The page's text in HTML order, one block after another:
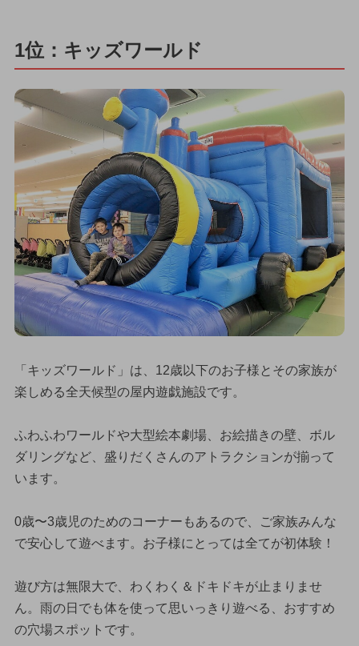
1位：キッズワールド
「キッズワールド」は、12歳以下のお子様とその家族が
楽しめる全天候型の屋内遊戯施設です。
ふわふわワールドや大型絵本劇場、お絵描きの壁、ボル
ダリングなど、盛りだくさんのアトラクションが揃って
います。
0歳〜3歳児のためのコーナーもあるので、ご家族みんな
で安心して遊べます。お子様にとっては全てが初体験！
遊び方は無限大で、わくわく＆ドキドキが止まりませ
ん。雨の日でも体を使って思いっきり遊べる、おすすめ
の穴場スポットです。